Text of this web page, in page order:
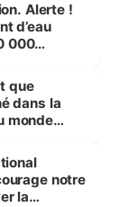
Alerte !
d’eau
000
que
dans la
monde
notre
la